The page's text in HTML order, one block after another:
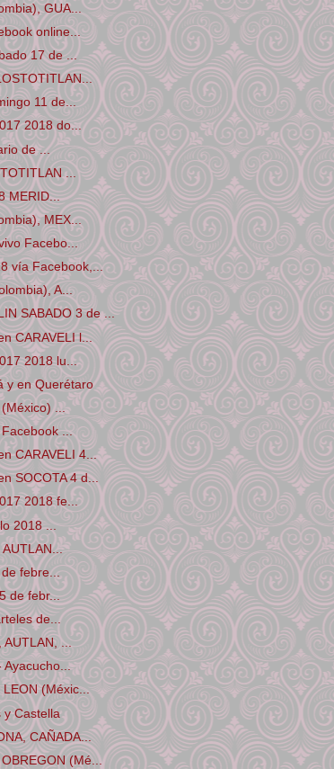
GUA...
online...
17 de ...
11 de...
2018 do...
de ...
...
MERID...
MEX...
Facebo...
vía Facebook,...
A...
SABADO 3 de ...
CARAVELI l...
2018 lu...
y en Querétaro
...
...
CARAVELI 4...
SOCOTA 4 d...
2018 fe...
2018 ...
febre...
de febr...
de...
AUTLAN, ...
Ayacucho...
(Méxic...
y Castella
CAÑADA...
(Mé...